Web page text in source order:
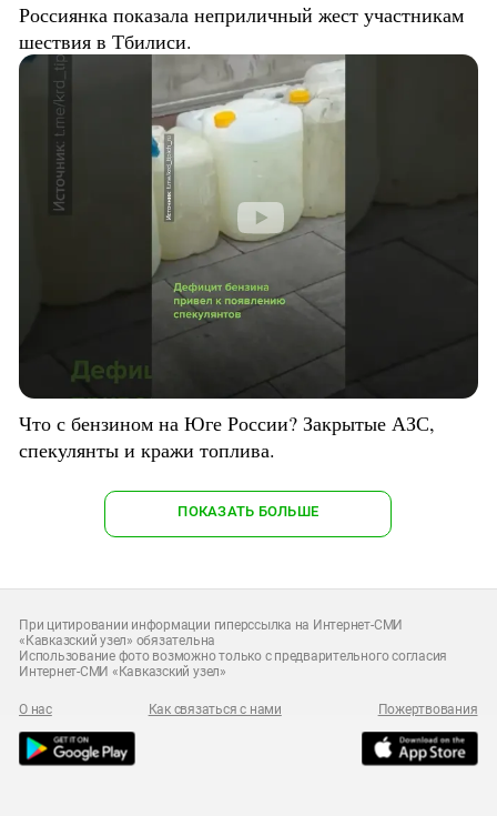
Россиянка показала неприличный жест участникам
шествия в Тбилиси.
Что с бензином на Юге России? Закрытые АЗС,
спекулянты и кражи топлива.
ПОКАЗАТЬ БОЛЬШЕ
При цитировании информации гиперссылка на Интернет-СМИ
«Кавказский узел» обязательна
Использование фото возможно только с предварительного согласия
Интернет-СМИ «Кавказский узел»
О нас Как связаться с нами Пожертвования